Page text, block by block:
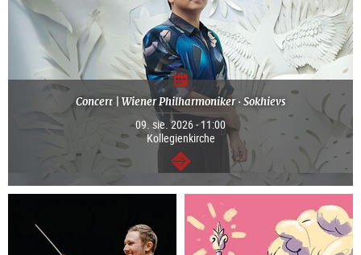
Concert | Wiener Philharmoniker · Sokhievs
09. sie. 2026 - 11:00
Kollegienkirche
dalej